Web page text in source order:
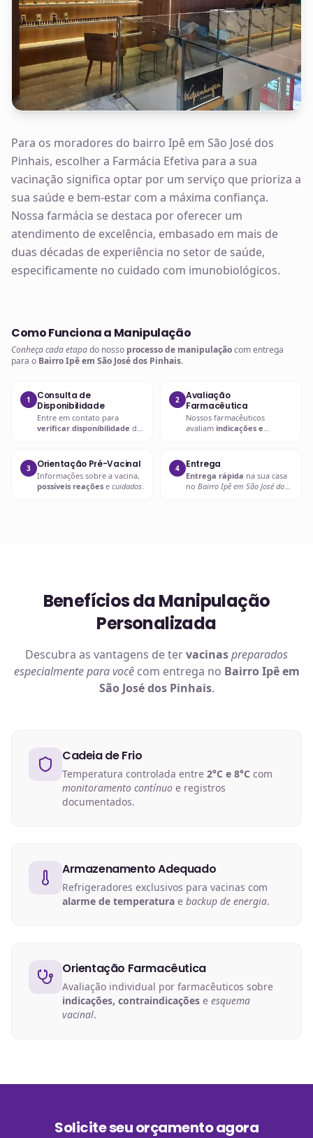
Para os moradores do bairro Ipê em São José dos
Pinhais, escolher a Farmácia Efetiva para a sua
vacinação significa optar por um serviço que prioriza a
sua saúde e bem-estar com a máxima confiança.
Nossa farmácia se destaca por oferecer um
atendimento de excelência, embasado em mais de
duas décadas de experiência no setor de saúde,
especificamente no cuidado com imunobiológicos.
Como Funciona a Manipulação
Conheça cada etapado nosso processo de manipulaçãocom entrega
para o Bairro Ipê em São José dos Pinhais.
1
Consulta de
Disponibilidade
Entre em contato para
verificar disponibilidade da
2
Avaliação
Farmacêutica
Nossos farmacêuticos
avaliam indicações e
3 Orientação Pré-Vacinal
Informações sobre a vacina,
possíveis reações e cuidados.
4 Entrega
Entrega rápida na sua casa
no Bairro Ipê em São José dos
Benefícios da Manipulação
Personalizada
Descubra as vantagens de tervacinaspreparados
especialmente para vocêcom entrega no Bairro Ipê em
São José dos Pinhais.
Cadeia de Frio
Temperatura controlada entre 2°C e 8°C com
monitoramento contínuo e registros
documentados.
Armazenamento Adequado
Refrigeradores exclusivos para vacinas com
alarme de temperatura e backup de energia.
Orientação Farmacêutica
Avaliação individual por farmacêuticos sobre
indicações, contraindicações e esquema
vacinal.
Solicite seu orçamento agora